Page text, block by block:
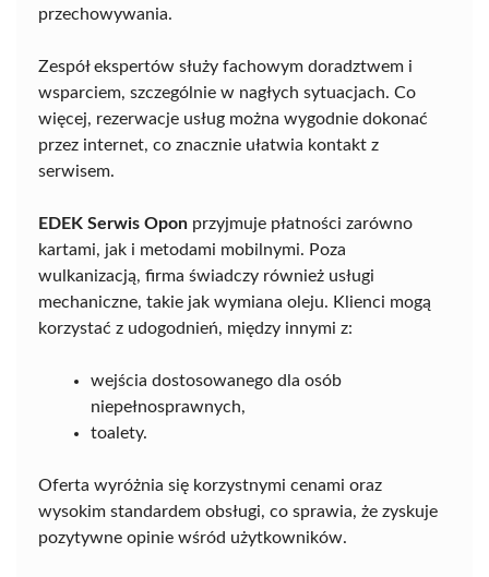
przechowywania.
Zespół ekspertów służy fachowym doradztwem i
wsparciem, szczególnie w nagłych sytuacjach. Co
więcej, rezerwacje usług można wygodnie dokonać
przez internet, co znacznie ułatwia kontakt z
serwisem.
EDEK Serwis Opon przyjmuje płatności zarówno
kartami, jak i metodami mobilnymi. Poza
wulkanizacją, firma świadczy również usługi
mechaniczne, takie jak wymiana oleju. Klienci mogą
korzystać z udogodnień, między innymi z:
wejścia dostosowanego dla osób
niepełnosprawnych,
toalety.
Oferta wyróżnia się korzystnymi cenami oraz
wysokim standardem obsługi, co sprawia, że zyskuje
pozytywne opinie wśród użytkowników.